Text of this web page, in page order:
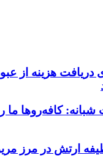
دریافت هزینه از
کافه‌روها ما
ارتش در مرز